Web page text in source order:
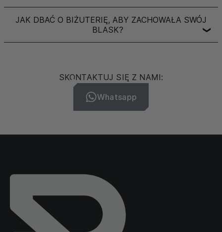
JAK DBAĆ O BIŻUTERIĘ, ABY ZACHOWAŁA SWÓJ
BLASK?
❯
SKONTAKTUJ SIĘ Z NAMI:
Whatsapp